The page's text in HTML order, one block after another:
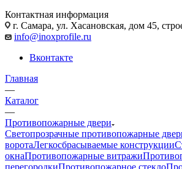
Контактная информация
г. Самара, ул. Хасановская, дом 45,
info@inoxprofile.ru
Вконтакте
Главная
—
Каталог
—
Противопожарные двери
Светопрозрачные противопожарные
воротаЛегкосбрасываемые конструкции
окнаПротивопожарные витражи
перегородкиПротивопожарное стекло